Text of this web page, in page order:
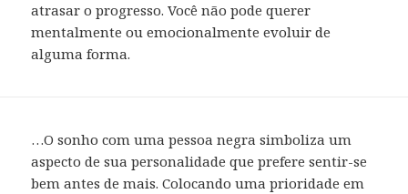
atrasar o progresso. Você não pode querer
mentalmente ou emocionalmente evoluir de
alguma forma.
…O sonho com uma pessoa negra simboliza um
aspecto de sua personalidade que prefere sentir-se
bem antes de mais. Colocando uma prioridade em